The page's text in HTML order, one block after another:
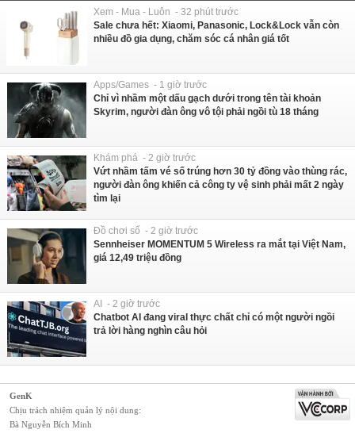
Xem - Mua - Luôn - 32 phút trước
Sale chưa hết: Xiaomi, Panasonic, Lock&Lock vẫn còn
nhiều đồ gia dụng, chăm sóc cá nhân giá tốt
Apps/Games - 1 giờ trước
Chỉ vì nhầm một dấu gạch dưới trong tên tài khoản
Skyrim, người đàn ông vô tội phải ngồi tù 18 tháng
Khám phá - 2 giờ trước
Vứt nhầm tấm vé số trúng hơn 30 tỷ đồng vào thùng rác,
người đàn ông khiến cả công ty vệ sinh phải mất 2 ngày
tìm lại
Đồ chơi số - 2 giờ trước
Sennheiser MOMENTUM 5 Wireless ra mắt tại Việt Nam,
giá 12,49 triệu đồng
AI - 2 giờ trước
Chatbot AI đang viral thực chất chỉ có một người ngồi
trả lời hàng nghìn câu hỏi
GenK
Chịu trách nhiệm quản lý nội dung:
Bà Nguyễn Bích Minh